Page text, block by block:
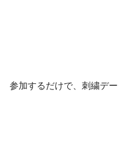
参加するだけで、刺繍デ